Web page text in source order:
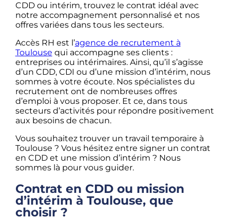
CDD ou intérim, trouvez le contrat idéal avec
notre accompagnement personnalisé et nos
offres variées dans tous les secteurs.
Accès RH est l’agence de recrutement à
Toulouse qui accompagne ses clients :
entreprises ou intérimaires. Ainsi, qu’il s’agisse
d’un CDD, CDI ou d’une mission d’intérim, nous
sommes à votre écoute. Nos spécialistes du
recrutement ont de nombreuses offres
d’emploi à vous proposer. Et ce, dans tous
secteurs d’activités pour répondre positivement
aux besoins de chacun.
Vous souhaitez trouver un travail temporaire à
Toulouse ? Vous hésitez entre signer un contrat
en CDD et une mission d’intérim ? Nous
sommes là pour vous guider.
Contrat en CDD ou mission
d’intérim à Toulouse, que
choisir ?